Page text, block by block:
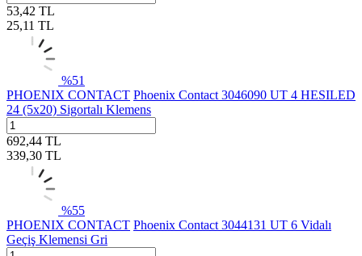
53,42 TL
25,11 TL
%51
PHOENIX CONTACT Phoenix Contact 3046090 UT 4 HESILED
24 (5x20) Sigortalı Klemens
692,44 TL
339,30 TL
%55
PHOENIX CONTACT Phoenix Contact 3044131 UT 6 Vidalı
Geçiş Klemensi Gri